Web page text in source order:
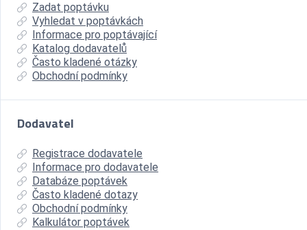
Zadat poptávku
Vyhledat v poptávkách
Informace pro poptávající
Katalog dodavatelů
Často kladené otázky
Obchodní podmínky
Dodavatel
Registrace dodavatele
Informace pro dodavatele
Databáze poptávek
Často kladené dotazy
Obchodní podmínky
Kalkulátor poptávek